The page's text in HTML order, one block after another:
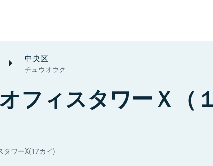
中央区
チュウオウク
フィスタワーＸ（
タワーX(17カイ)